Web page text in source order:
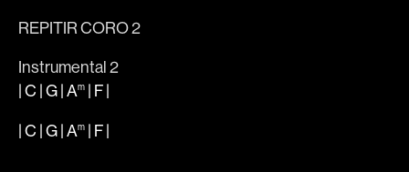
REPITIR CORO 2
Instrumental 2
|C |G|Am | F|
|C |G|Am | F|